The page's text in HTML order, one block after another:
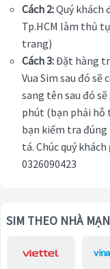
Cách 2:Quý khách
Tp.HCM làm thủ
trang)
Cách 3:Đặt hàng
Vua Sim sau đó
sang tên sau đó
phút (bạn phải hỗ
bạn kiểm tra
tá. Chúc quý
0326090423
SIM THEO NHÀ